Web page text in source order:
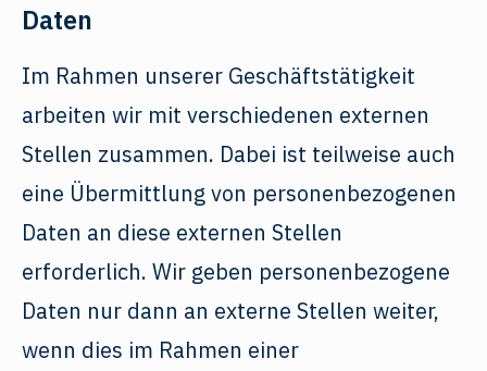
Daten
Im Rahmen unserer Geschäftstätigkeit
arbeiten wir mit verschiedenen externen
Stellen zusammen. Dabei ist teilweise auch
eine Übermittlung von personenbezogenen
Daten an diese externen Stellen
erforderlich. Wir geben personenbezogene
Daten nur dann an externe Stellen weiter,
wenn dies im Rahmen einer